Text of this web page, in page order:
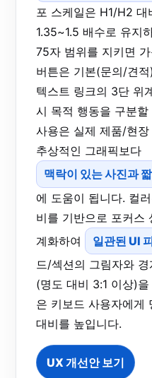
포 스케일은 H1/H2 대
1.35~1.5 배수로 유지
75자 범위를 지키면
버튼은 기본(문의/견
텍스트 링크의 3단 위
시 목적 행동을 구분
사용은 실제 제품/현
추상적인 그래픽보다
맥락이 있는 사진과
에 도움이 됩니다. 컬
비를 기반으로 포커스
계화하여
일관된 UI
드/섹션의 그림자와
(명도 대비 3:1 이상)
은 키보드 사용자에게
대비를 높입니다.
UX 개선안 보기